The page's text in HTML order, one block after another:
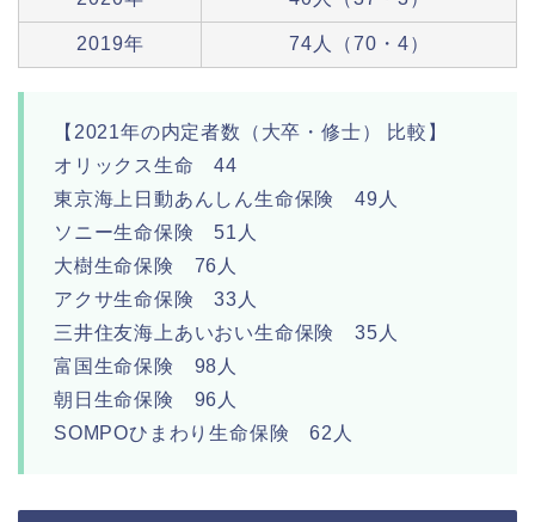
2019年 74人（70・4）
【2021年の内定者数（大卒・修士） 比較】
オリックス生命 44
東京海上日動あんしん生命保険 49人
ソニー生命保険 51人
大樹生命保険 76人
アクサ生命保険 33人
三井住友海上あいおい生命保険 35人
富国生命保険 98人
朝日生命保険 96人
SOMPOひまわり生命保険 62人